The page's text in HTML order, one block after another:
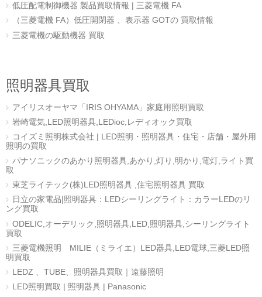
低圧配電制御機器 製品買取情報 | 三菱電機 FA
（三菱電機 FA）低圧開閉器 、表示器 GOTの 買取情報
三菱電機の駆動機器 買取
照明器具買取
アイリスオーヤマ「IRIS OHYAMA」家庭用照明買取
岩崎電気,LED照明器具,LEDioc,レディオック買取
コイズミ照明株式会社 | LED照明・照明器具・住宅・店舗・屋外用
照明の買取
パナソニックのあかり照明器具,あかり,灯り,明かり,電灯,ライト買
取
東芝ライテック(株)LED照明器具 ,住宅照明器具 買取
日立の家電品|照明器具：LEDシーリングライト：カラーLEDのリ
ング買取
ODELIC,オーデリック,照明器具,LED,照明器具,シーリングライト
買取
三菱電機照明 MILIE（ミライエ）LED器具,LED電球,三菱LED照
明買取
LEDZ 、TUBE、照明器具買取｜遠藤照明
LED照明買取 | 照明器具 | Panasonic